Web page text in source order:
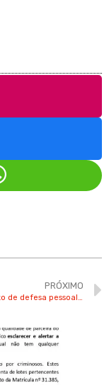
PRÓXIMO
Curso gratuito de defesa pessoal para mulheres tem inscrições abertas em Valinhos